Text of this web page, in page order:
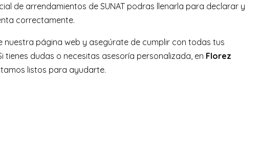
de arrendamientos de SUNAT podras llenarla para declarar y
correctamente.
nuestra página web y asegúrate de cumplir con todas tus
tienes dudas o necesitas asesoría personalizada, en Florez
listos para ayudarte.